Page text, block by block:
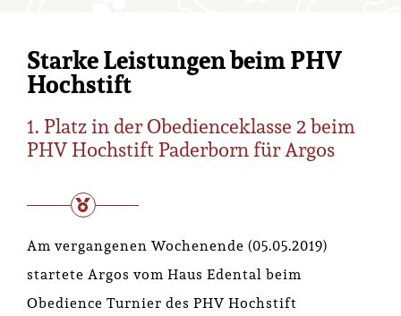
Starke Leistungen beim PHV
Hochstift
1. Platz in der Obedienceklasse 2 beim
PHV Hochstift Paderborn für Argos
Am vergangenen Wochenende (05.05.2019)
startete Argos vom Haus Edental beim
Obedience Turnier des PHV Hochstift